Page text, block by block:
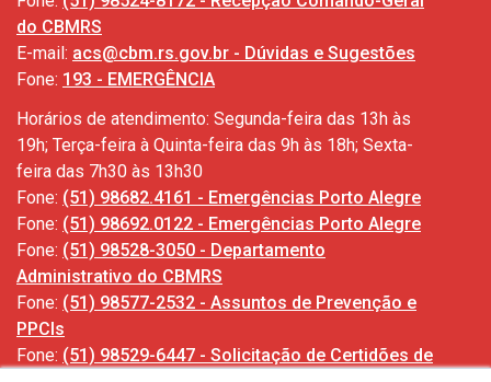
do CBMRS
E-mail: acs@cbm.rs.gov.br - Dúvidas e Sugestões
Fone: 193 - EMERGÊNCIA
Horários de atendimento: Segunda-feira das 13h às
19h; Terça-feira à Quinta-feira das 9h às 18h; Sexta-
feira das 7h30 às 13h30
Fone: (51) 98682.4161 - Emergências Porto Alegre
Fone: (51) 98692.0122 - Emergências Porto Alegre
Fone: (51) 98528-3050 - Departamento
Administrativo do CBMRS
Fone: (51) 98577-2532 - Assuntos de Prevenção e
PPCIs
Fone: (51) 98529-6447 - Solicitação de Certidões de